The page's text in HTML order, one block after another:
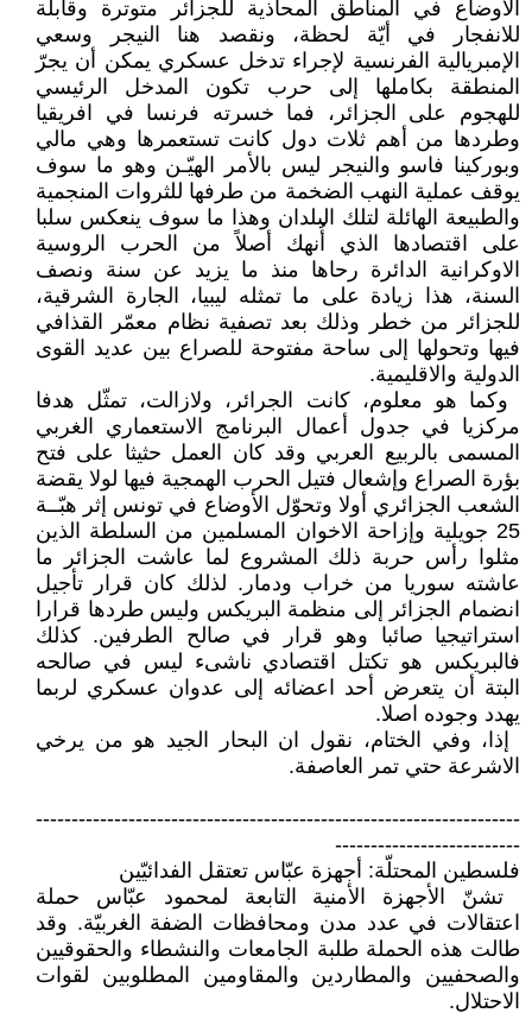
الأوضاع في المناطق ‏المحاذية للجزائر متوترة وقابلة
للانفجار ‏في أيّة لحظة، ونقصد هنا النيجر وسعي
‏الإمبريالية الفرنسية لإجراء تدخل ‏عسكري يمكن أن يجرّ
المنطقة بكاملها ‏إلى حرب تكون المدخل الرئيسي
للهجوم ‏على الجزائر، فما خسرته فرنسا في ‏افريقيا
وطردها من أهم ثلات دول كانت ‏تستعمرها وهي مالي
وبوركينا فاسو ‏والنيجر ليس بالأمر الهيّـن وهو ما سوف
‏يوقف عملية النهب الضخمة من طرفها ‏للثروات المنجمية
والطبيعة الهائلة لتلك ‏البلدان وهذا ما سوف ينعكس سلبا
على ‏اقتصادها الذي أُنهك أصلاً من الحرب ‏الروسية
الاوكرانية الدائرة رحاها منذ ما ‏يزيد عن سنة ونصف
السنة، هذا زيادة ‏على ما تمثله ليبيا، الجارة الشرقية،
‏للجزائر من خطر وذلك بعد تصفية نظام ‏معمّر القذافي
فيها وتحولها إلى ساحة ‏مفتوحة للصراع بين عديد القوى
الدولية ‏والاقليمية‎.‎
‏ وكما هو معلوم، كانت الجرائر، ‏ولازالت، تمثّل هدفا
مركزيا في جدول ‏أعمال البرنامج الاستعماري الغربي
‏المسمى بالربيع العربي وقد كان العمل ‏حثيثا على فتح
بؤرة الصراع وإشعال ‏فتيل الحرب الهمجية فيها لولا يقضة
‏الشعب الجزائري أولا وتحوّل الأوضاع ‏في تونس إثر هبّــة
25 جويلية وإزاحة ‏الاخوان المسلمين من السلطة الذين
مثلوا ‏رأس حربة ذلك المشروع لما عاشت ‏الجزائر ما
عاشته سوريا من خراب ‏ودمار. لذلك كان قرار تأجيل
انضمام ‏الجزائر إلى منظمة البريكس وليس ‏طردها قرارا
استراتيجيا صائبا وهو ‏قرار في صالح الطرفين. كذلك
فالبريكس ‏هو تكتل اقتصادي ناشىء ليس في ‏صالحه
البتة أن يتعرض أحد اعضائه إلى ‏عدوان عسكري لربما
يهدد وجوده اصلا.‏
‏ إذا، وفي الختام، نقول ان البحار ‏الجيد هو من يرخي
الاشرعة حتي تمر ‏العاصفة‎.‎
‏--------------------------------------------------------------------
--------------------------‏
فلسطين المحتلّة: أجهزة عبّاس تعتقل الفدائيّين
‏ تشنّ الأجهزة الأمنية التابعة لمحمود عبّاس حملة
اعتقالات في عدد مدن ومحافظات ‏الضفة الغربيّة. وقد
طالت هذه الحملة طلبة الجامعات والنشطاء والحقوقيين
والصحفيين ‏والمطاردين والمقاومين المطلوبين لقوات
الاحتلال‎.‎